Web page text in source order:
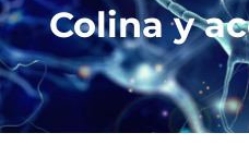
Colina y